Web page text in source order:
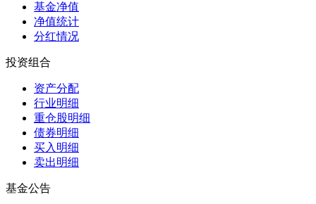
基金净值
净值统计
分红情况
投资组合
资产分配
行业明细
重仓股明细
债券明细
买入明细
卖出明细
基金公告